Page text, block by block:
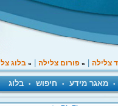
צלילה |
» פורום צלילה |
» בלוג
• מאגר מידע • חיפוש • בלוג